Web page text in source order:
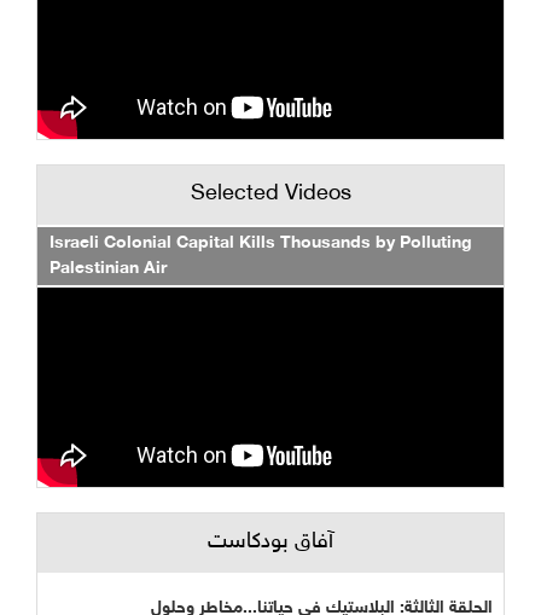
Selected Videos
Israeli Colonial Capital Kills Thousands by Polluting
Palestinian Air
آفاق بودكاست
الحلقة الثالثة: البلاستيك في حياتنا...مخاطر وحلول